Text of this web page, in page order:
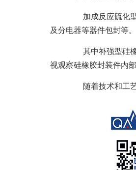
加成反应硫化型
及分电器等器件包封等。
其中补强型硅橡
视观察硅橡胶封装件内
随着技术和工艺